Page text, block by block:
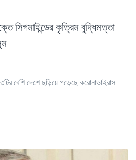
সিগমাইন্ডের কৃত্রিম বুদ্ধিমত্তা
বেশি দেশে ছড়িয়ে পড়েছে করোনাভাইরাস